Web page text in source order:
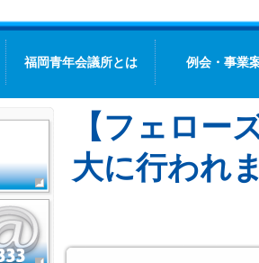
福岡青年会議所とは 例会・事業
【フェロー
大に行われ